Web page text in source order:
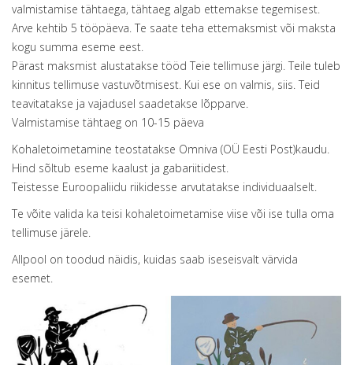
valmistamise tähtaega, tähtaeg algab ettemakse tegemisest.
Arve kehtib 5 tööpäeva. Te saate teha ettemaksmist või maksta
kogu summa eseme eest.
Pärast maksmist alustatakse tööd Teie tellimuse järgi. Teile tuleb
kinnitus tellimuse vastuvõtmisest. Kui ese on valmis, siis. Teid
teavitatakse ja vajadusel saadetakse lõpparve.
Valmistamise tähtaeg on 10-15 päeva
Kohaletoimetamine teostatakse Omniva (OÜ Eesti Post)kaudu.
Hind sõltub eseme kaalust ja gabariitidest.
Teistesse Euroopaliidu riikidesse arvutatakse individuaalselt.
Te võite valida ka teisi kohaletoimetamise viise või ise tulla oma
tellimuse järele.
Allpool on toodud näidis, kuidas saab iseseisvalt värvida
esemet.